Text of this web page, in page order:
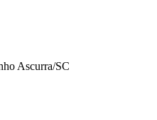
Ascurra/SC